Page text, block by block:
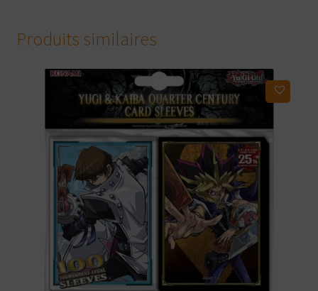
Produits similaires
Ajouter à ma liste d'envies